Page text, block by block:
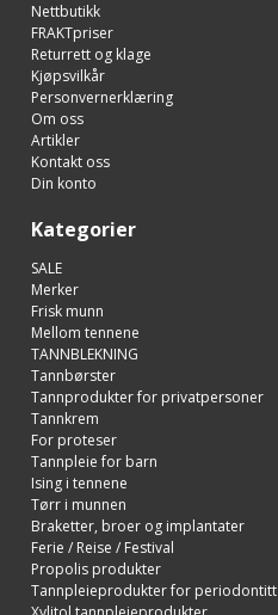
Nettbutikk
FRAKTpriser
Returrett og klage
Kjøpsvilkår
Personvernerklæring
Om oss
Artikler
Kontakt oss
Din konto
Kategorier
SALE
Merker
Frisk munn
Mellom tennene
TANNBLEKNING
Tannbørster
Tannprodukter for privatpersoner
Tannkrem
For proteser
Tannpleie for barn
Ising i tennene
Tørr i munnen
Braketter, broer og implantater
Ferie / Reise / Festival
Propolis produkter
Tannpleieprodukter for periodontitt